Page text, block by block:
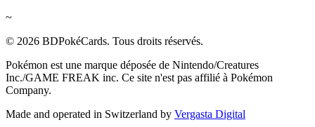
~
© 2026 BDPokéCards. Tous droits réservés.
Pokémon est une marque déposée de Nintendo/Creatures
Inc./GAME FREAK inc. Ce site n'est pas affilié à Pokémon
Company.
Made and operated in Switzerland by Vergasta Digital